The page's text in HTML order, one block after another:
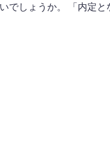
でしょうか。 「内定と